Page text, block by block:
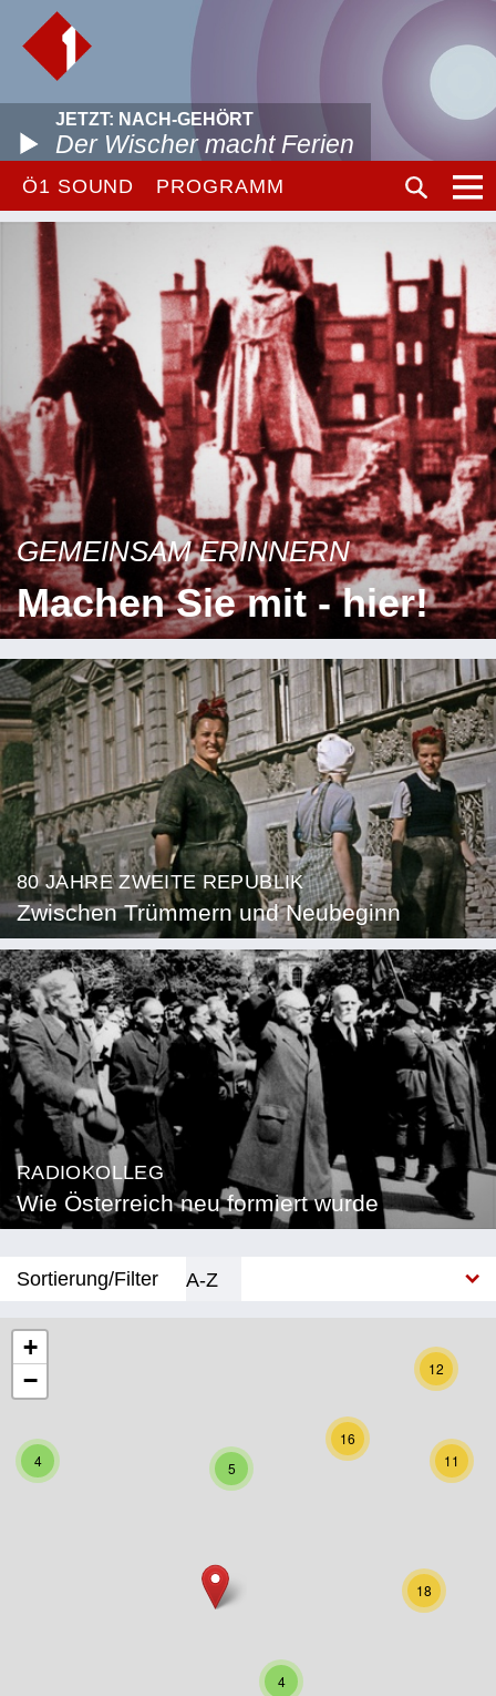
JETZT: NACH-GEHÖRT
Der Wischer macht Ferien
Ö1 SOUND PROGRAMM
GEMEINSAM ERINNERN
Machen Sie mit - hier!
80 JAHRE ZWEITE REPUBLIK
Zwischen Trümmern und Neubeginn
RADIOKOLLEG
Wie Österreich neu formiert wurde
Sortierung/Filter
A-Z
Kärnten
Oberösterreich
Salzburg
4
5
12
16
11
18
4
+
−